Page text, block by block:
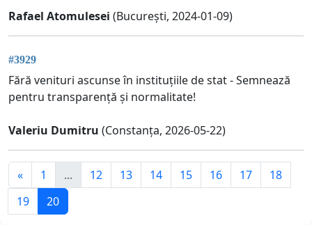
Rafael Atomulesei (București, 2024-01-09)
#3929
Fără venituri ascunse în instituțiile de stat - Semnează
pentru transparență și normalitate!
Valeriu Dumitru (Constanța, 2026-05-22)
« 1 ... 12 13 14 15 16 17
18
19
20